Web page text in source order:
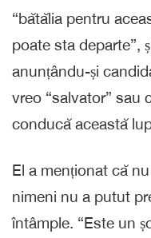
“bătălia pentru
poate sta departe”,
anunțându-și
vreo “salvator” sau
conducă această
El a menționat că
nimeni nu a putut
întâmple. “Este un